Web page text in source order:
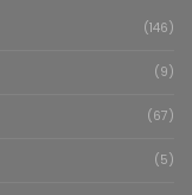
(146)
(9)
(67)
(5)